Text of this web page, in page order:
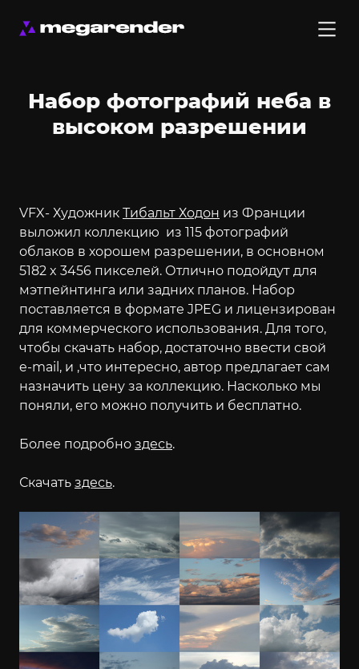
Набор фотографий неба в
высоком разрешении
VFX- Художник Тибальт Ходон из Франции
выложил коллекцию из 115 фотографий
облаков в хорошем разрешении, в основном
5182 x 3456 пикселей. Отлично подойдут для
мэтпейнтинга или задних планов. Набор
поставляется в формате JPEG и лицензирован
для коммерческого использования. Для того,
чтобы скачать набор, достаточно ввести свой
e-mail, и ,что интересно, автор предлагает сам
назначить цену за коллекцию. Насколько мы
поняли, его можно получить и бесплатно.
Более подробно здесь.
Скачать здесь.